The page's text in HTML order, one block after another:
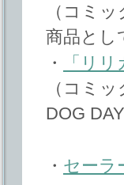
（コミ
商品とし
・
「リ
（コミ
DOG
・ セーラ